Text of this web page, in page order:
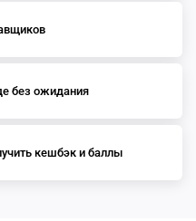
без ожидания
кешбэк и баллы